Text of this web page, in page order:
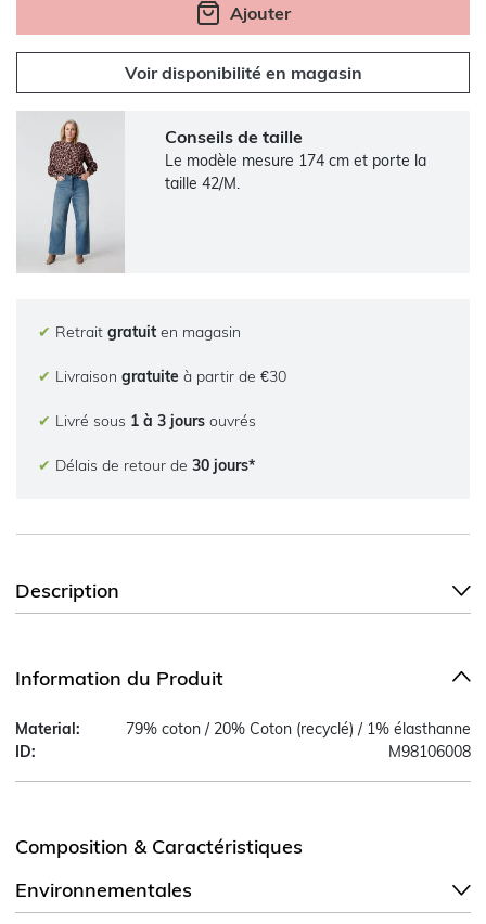
Ajouter
Voir disponibilité en magasin
Conseils de taille
Le modèle mesure 174 cm et porte la
taille 42/M.
✔ Retrait gratuit en magasin
✔ Livraison gratuite à partir de €30
✔ Livré sous 1 à 3 jours ouvrés
✔ Délais de retour de 30 jours*
Description
Information du Produit
Material:
79% coton / 20% Coton (recyclé) / 1% élasthanne
ID:
M98106008
Composition & Caractéristiques
Environnementales